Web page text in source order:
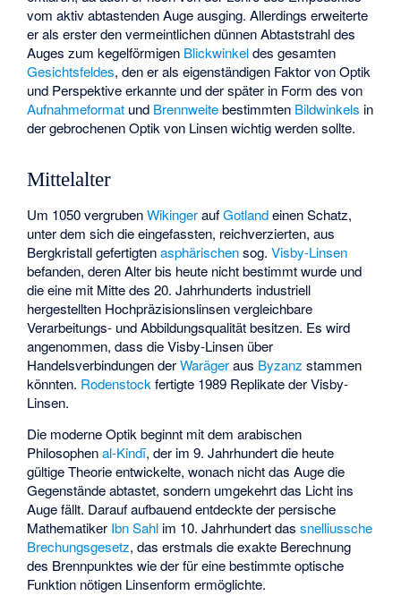
vom aktiv abtastenden Auge ausging. Allerdings erweiterte
er als erster den vermeintlichen dünnen Abtaststrahl des
Auges zum kegelförmigen Blickwinkeldes gesamten
Gesichtsfeldes, den er als eigenständigen Faktor von Optik
und Perspektive erkannte und der später in Form des von
Aufnahmeformat und Brennweitebestimmten Bildwinkels in
der gebrochenen Optik von Linsen wichtig werden sollte.
Mittelalter
Um 1050 vergrubenWikingeraufGotlandeinen Schatz,
unter dem sich die eingefassten, reichverzierten, aus
Bergkristall gefertigtenasphärischensog.Visby-Linsen
befanden, deren Alter bis heute nicht bestimmt wurde und
die eine mit Mitte des 20. Jahrhunderts industriell
hergestellten Hochpräzisionslinsen vergleichbare
Verarbeitungs- und Abbildungsqualität besitzen. Es wird
angenommen, dass die Visby-Linsen über
Handelsverbindungen derWarägeraus Byzanz stammen
könnten. Rodenstock fertigte 1989 Replikate der Visby-
Linsen.
Die moderne Optik beginnt mit dem arabischen
Philosophenal-Kindī, der im 9. Jahrhundert die heute
gültige Theorie entwickelte, wonach nicht das Auge die
Gegenstände abtastet, sondern umgekehrt das Licht ins
Auge fällt. Darauf aufbauend entdeckte der persische
Mathematiker Ibn Sahl im 10. Jahrhundert dassnelliussche
Brechungsgesetz, das erstmals die exakte Berechnung
des Brennpunktes wie der für eine bestimmte optische
Funktion nötigen Linsenform ermöglichte.